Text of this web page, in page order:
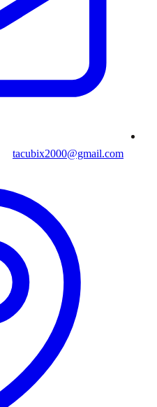
tacubix2000@gmail.com